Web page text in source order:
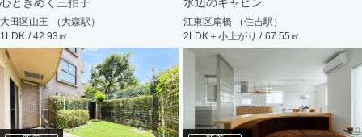
大田区山王 （大森駅）
1LDK / 42.93㎡
江東区扇橋 （住吉駅）
2LDK＋小上がり / 67.55㎡